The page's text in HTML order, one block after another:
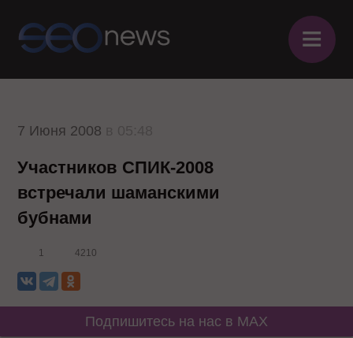
≡
7 Июня 2008
Участников СПИК-2008
встречали шаманскими
бубнами
1 4210
Подпишитесь на нас в MAX